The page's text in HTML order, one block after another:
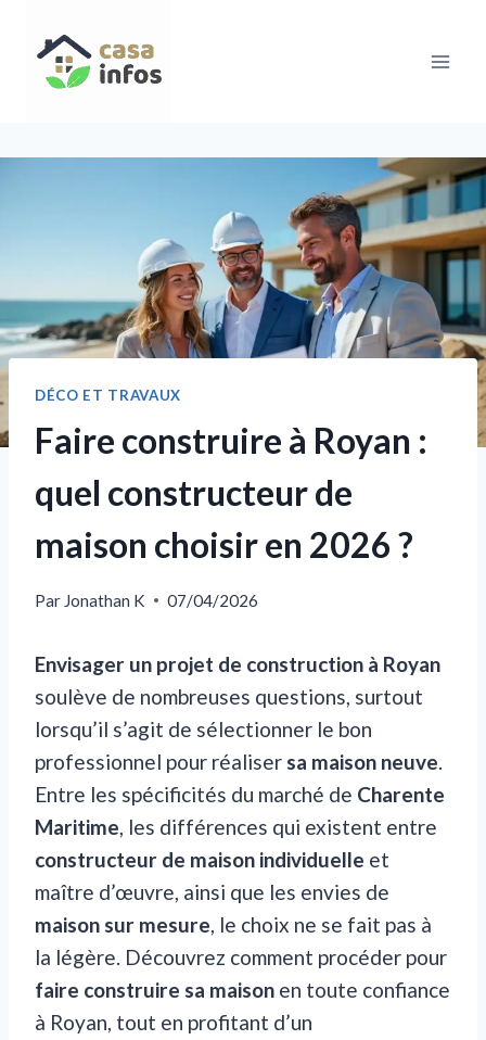
contenu
DÉCO ET TRAVAUX
Faire construire à Royan :
quel constructeur de
maison choisir en 2026 ?
Par Jonathan K 07/04/2026
Envisager un projet de construction à Royan
soulève de nombreuses questions, surtout
lorsqu’il s’agit de sélectionner le bon
professionnel pour réaliser sa maison neuve.
Entre les spécificités du marché de Charente
Maritime, les différences qui existent entre
constructeur de maison individuelle et
maître d’œuvre, ainsi que les envies de
maison sur mesure, le choix ne se fait pas à
la légère. Découvrez comment procéder pour
faire construire sa maison en toute confiance
à Royan, tout en profitant d’un